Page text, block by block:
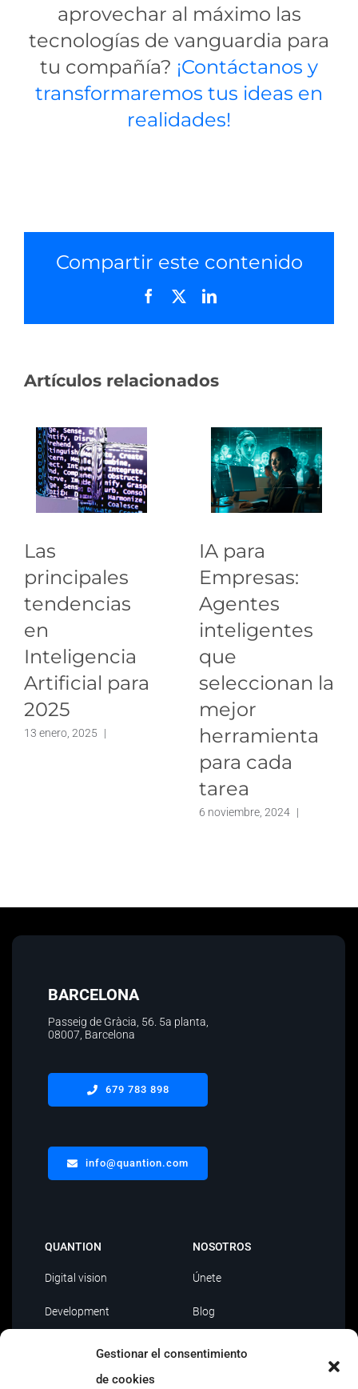
Gestionar el consentimiento
de cookies
aprovechar al máximo las
tecnologías de vanguardia para
tu compañía? ¡Contáctanos y
transformaremos tus ideas en
realidades!
Compartir este contenido
Facebook LinkedIn
Artículos relacionados
Las
principales
tendencias
en
Inteligencia
Artificial para
2025
13 enero, 2025 |
IA para
Empresas:
Agentes
inteligentes
que
seleccionan la
mejor
herramienta
para cada
tarea
6 noviembre, 2024 |
BARCELONA
Passeig de Gràcia, 56. 5a planta
08007, Barcelona
679 783 898
info@quantion.com
QUANTION
Digital vision
Development
NOSOTROS
Únete
Blog